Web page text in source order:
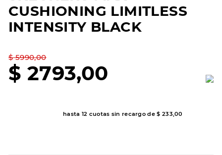
CUSHIONING LIMITLESS
INTENSITY BLACK
$ 5990,00
$ 2793,00
hasta 12 cuotas sin recargo de$ 233,00
.
championes
5
botas mujer
10
botas dama